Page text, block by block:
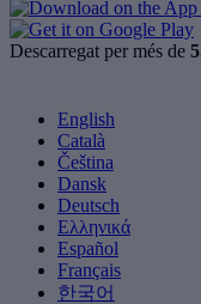
Descarregat per més de
English
Català
Čeština
Dansk
Deutsch
Ελληνικά
Español
Français
한국어